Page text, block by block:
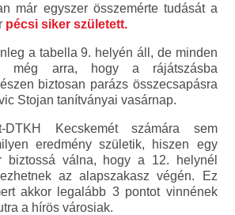
már egyszer összemérte tudását a
pécsi siker született.
a tabella 9. helyén áll, de minden
még arra, hogy a rájátszásba
biztosan parázs összecsapásra
Stojan tanítványai vasárnap.
Kecskemét számára sem
eredmény születik, hiszen egy
biztossá válna, hogy a 12. helynél
az alapszakasz végén. Ez
akkor legalább 3 pontot vinnének
a hírös városiak.